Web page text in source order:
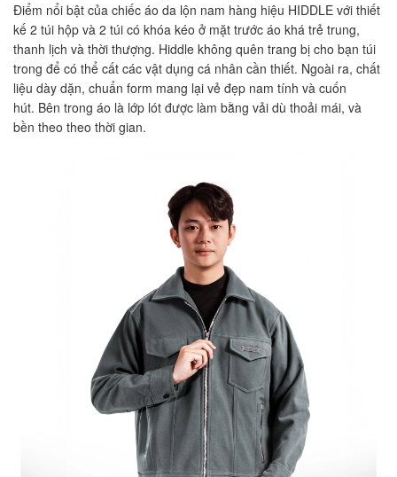
Điểm nổi bật của chiếc áo da lộn nam hàng hiệu HIDDLE với thiết
kế 2 túi hộp và 2 túi có khóa kéo ở mặt trước áo khá trẻ trung,
thanh lịch và thời thượng. Hiddle không quên trang bị cho bạn túi
trong để có thể cất các vật dụng cá nhân cần thiết. Ngoài ra, chất
liệu dày dặn, chuẩn form mang lại vẻ đẹp nam tính và cuốn
hút. Bên trong áo là lớp lót được làm bằng vải dù thoải mái, và
bền theo theo thời gian.